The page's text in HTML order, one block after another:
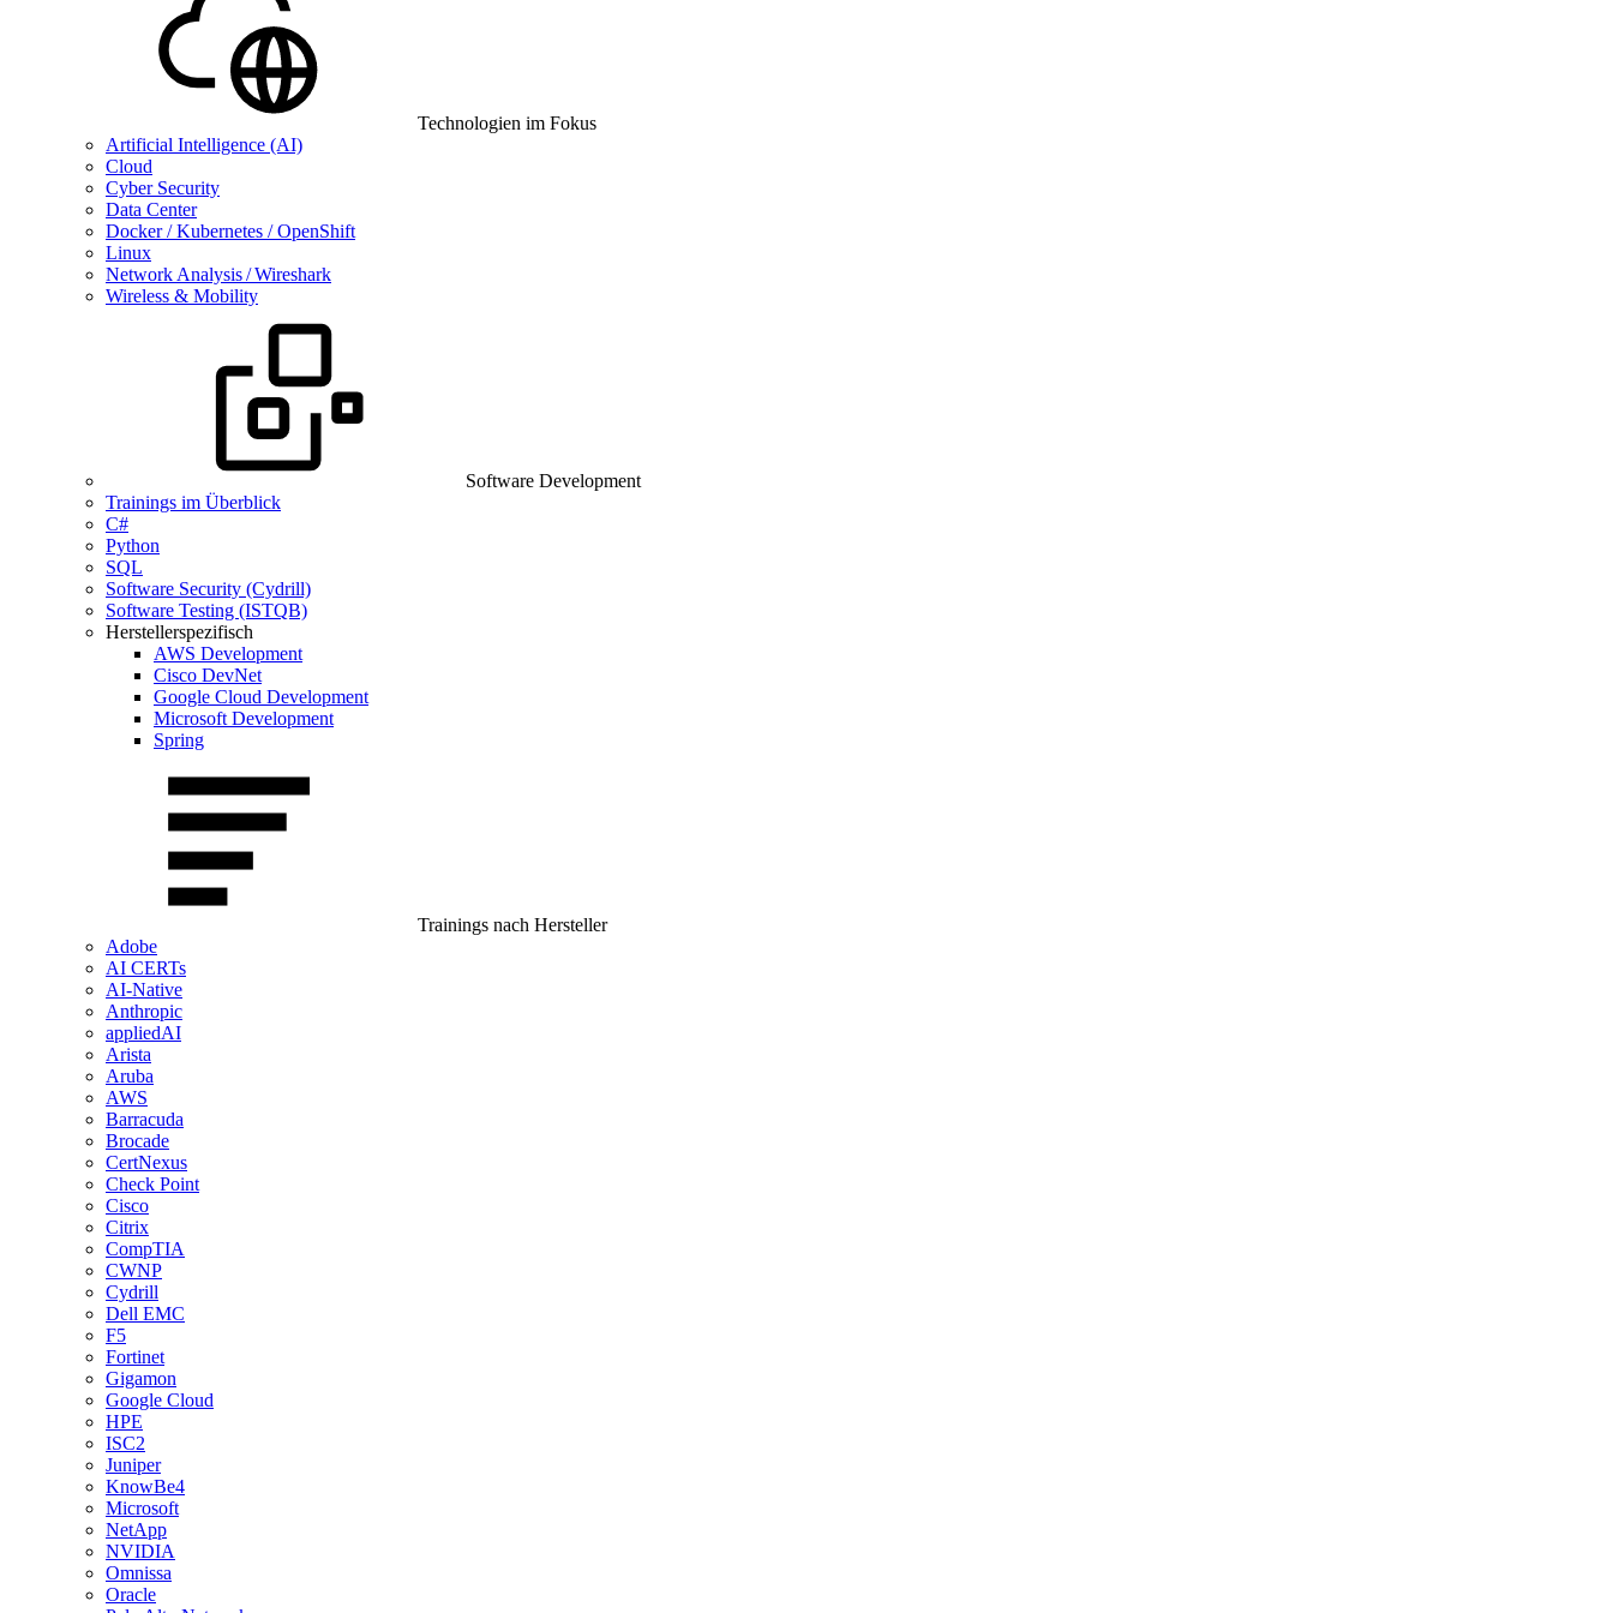
Technologien im Fokus
Artificial Intelligence (AI)
Cloud
Cyber Security
Data Center
Docker / Kubernetes / OpenShift
Linux
Network Analysis / Wireshark
Wireless & Mobility
Software Development
Trainings im Überblick
C#
Python
SQL
Software Security (Cydrill)
Software Testing (ISTQB)
Herstellerspezifisch
AWS Development
Cisco DevNet
Google Cloud Development
Microsoft Development
Spring
Trainings nach Hersteller
Adobe
AI CERTs
AI-Native
Anthropic
appliedAI
Arista
Aruba
AWS
Barracuda
Brocade
CertNexus
Check Point
Cisco
Citrix
CompTIA
CWNP
Cydrill
Dell EMC
F5
Fortinet
Gigamon
Google Cloud
HPE
ISC2
Juniper
KnowBe4
Microsoft
NetApp
NVIDIA
Omnissa
Oracle